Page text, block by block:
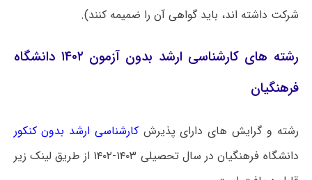
شرکت داشته اند، باید گواهی آن را ضمیمه کنند).
رشته های کارشناسی ارشد بدون آزمون ۱۴۰۲ دانشگاه
فرهنگیان
رشته و گرایش های دارای پذیرشکارشناسی ارشد بدون کنکور
دانشگاه فرهنگیان در سال تحصیلی ۱۴۰۳-۱۴۰۲ از طریق لینک زیر